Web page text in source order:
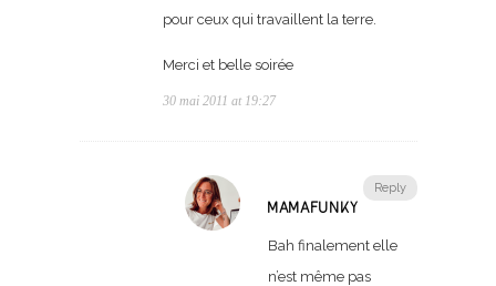
pour ceux qui travaillent la terre.
Merci et belle soirée
30 mai 2011 at 19:27
Reply
MAMAFUNKY
Bah finalement elle
n’est même pas